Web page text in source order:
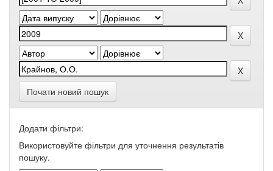
Почати новий пошук
Додати фільтри:
Використовуйте фільтри для уточнення результатів
пошуку.